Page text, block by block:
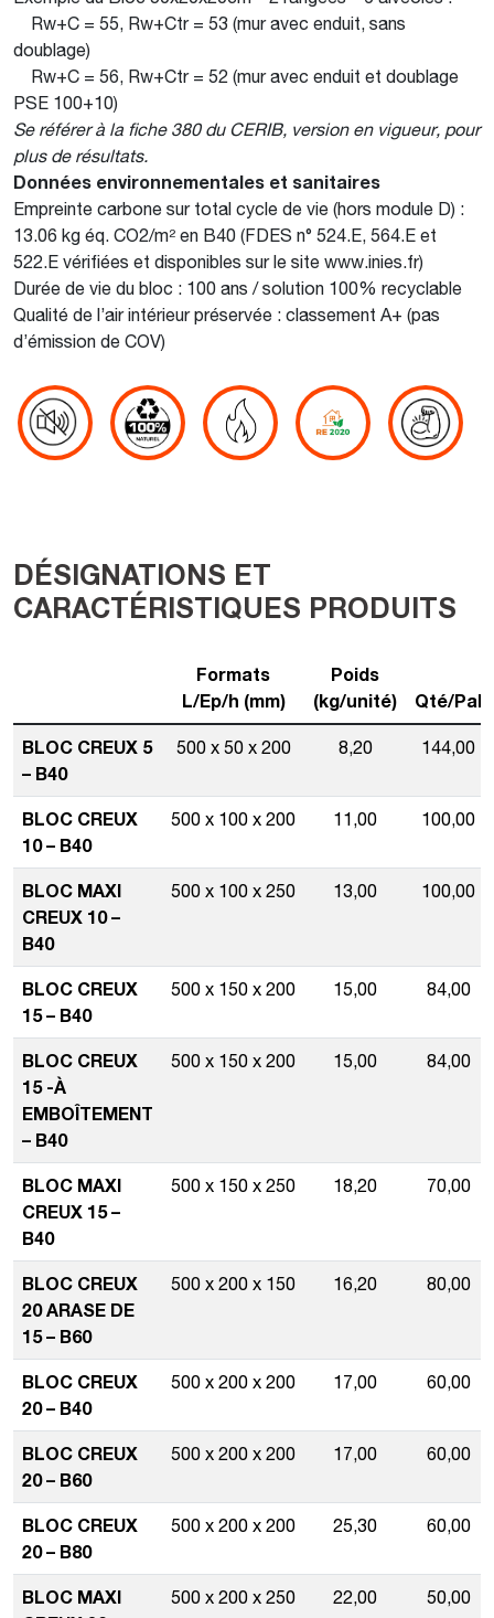
Rw+C = 55, Rw+Ctr = 53 (mur avec enduit, sans
doublage)
Rw+C = 56, Rw+Ctr = 52 (mur avec enduit et doublage
PSE 100+10)
Se référer à la fiche 380 du CERIB, version en vigueur, pour
plus de résultats.
Données environnementales et sanitaires
Empreinte carbone sur total cycle de vie (hors module D) :
13.06 kg éq. CO2/m² en B40 (FDES n° 524.E, 564.E et
522.E vérifiées et disponibles sur le site www.inies.fr)
Durée de vie du bloc : 100 ans / solution 100% recyclable
Qualité de l’air intérieur préservée : classement A+ (pas
d’émission de COV)
DÉSIGNATIONS ET
CARACTÉRISTIQUES PRODUITS
Formats
L/Ep/h (mm)
Poids
(kg/unité)
Qté/Pal
BLOC CREUX 5
– B40
500 x 50 x 200 8,20 144,00
BLOC CREUX
10 – B40
500 x 100 x 200 11,00 100,00
BLOC MAXI
CREUX 10 –
B40
500 x 100 x 250 13,00 100,00
BLOC CREUX
15 – B40
500 x 150 x 200 15,00 84,00
BLOC CREUX
15 -À
EMBOÎTEMENT
– B40
500 x 150 x 200 15,00 84,00
BLOC MAXI
CREUX 15 –
B40
500 x 150 x 250 18,20 70,00
BLOC CREUX
20 ARASE DE
15 – B60
500 x 200 x 150 16,20 80,00
BLOC CREUX
20 – B40
500 x 200 x 200 17,00 60,00
BLOC CREUX
20 – B60
500 x 200 x 200 17,00 60,00
BLOC CREUX
20 – B80
500 x 200 x 200 25,30 60,00
BLOC MAXI
500 x 200 x 250 22,00 50,00